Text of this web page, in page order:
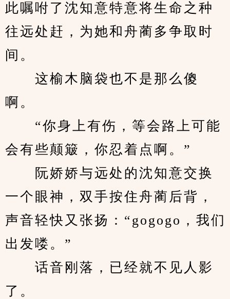
此嘱咐了沈知意特意将生命之种
往远处赶，为她和舟蔺多争取时
间。
这榆木脑袋也不是那么傻
啊。
“你身上有伤，等会路上可能
会有些颠簸，你忍着点啊。”
阮娇娇与远处的沈知意交换
一个眼神，双手按住舟蔺后背，
声音轻快又张扬：“gogogo，我们
出发喽。”
话音刚落，已经就不见人影
了。